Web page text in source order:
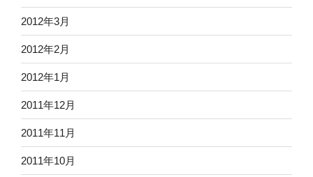
2012年3月
2012年2月
2012年1月
2011年12月
2011年11月
2011年10月